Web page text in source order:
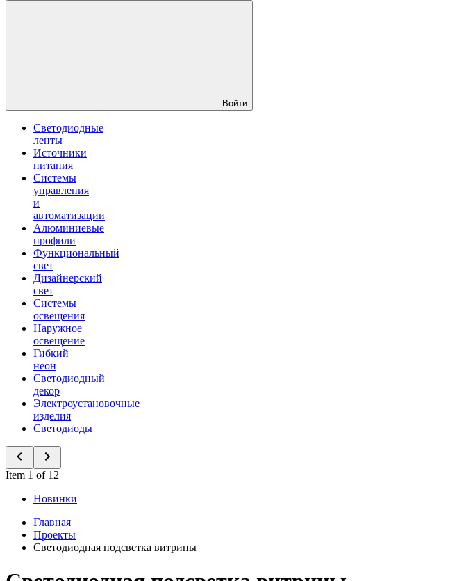
Войти
Светодиодные
ленты
Источники
питания
Системы
управления
и
автоматизации
Алюминиевые
профили
Функциональный
свет
Дизайнерский
свет
Системы
освещения
Наружное
освещение
Гибкий
неон
Светодиодный
декор
Электроустановочные
изделия
Светодиоды
Item 1 of 12
Новинки
Главная
Проекты
Светодиодная подсветка витрины